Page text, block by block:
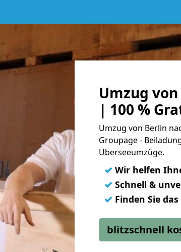
Umzug
| 100 %
Umzug von Berlin
Groupage -
Überseeumzüge.
✓ Wir helfen
✓ Schnell &
✓ Finden Sie
blitzschnell